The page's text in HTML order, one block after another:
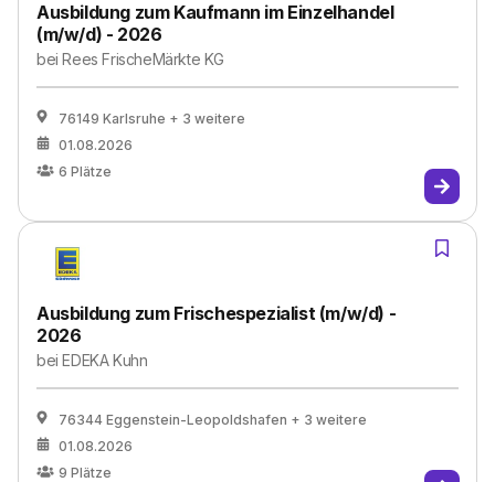
Ausbildung zum Kaufmann im Einzelhandel
(m/w/d) - 2026
beiRees FrischeMärkte KG
76149 Karlsruhe + 3 weitere
01.08.2026
6 Plätze
Ausbildung zum Frischespezialist (m/w/d) -
2026
beiEDEKA Kuhn
76344 Eggenstein-Leopoldshafen + 3 weitere
01.08.2026
9 Plätze